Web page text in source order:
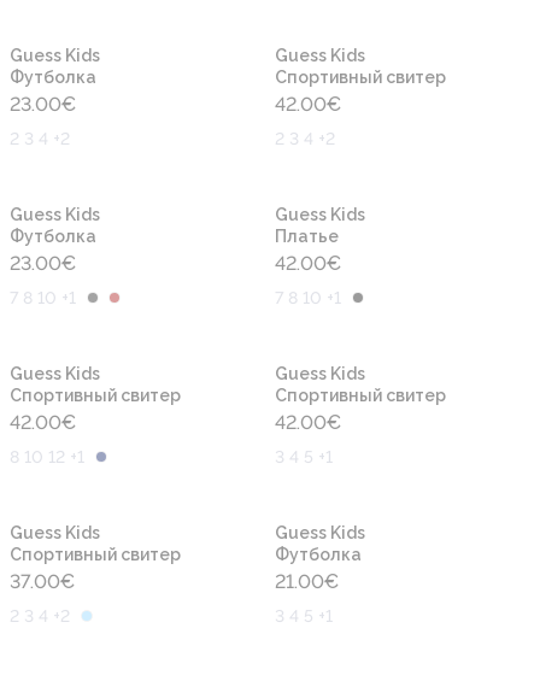
Guess Kids
Футболка
23.00€
2 3 4 +2
Guess Kids
Cпортивный свитер
42.00€
2 3 4 +2
Guess Kids
Футболка
23.00€
7 8 10 +1
Guess Kids
Платье
42.00€
7 8 10 +1
Guess Kids
Cпортивный свитер
42.00€
8 10 12 +1
Guess Kids
Cпортивный свитер
42.00€
3 4 5 +1
Guess Kids
Cпортивный свитер
37.00€
2 3 4 +2
Guess Kids
Футболка
21.00€
3 4 5 +1